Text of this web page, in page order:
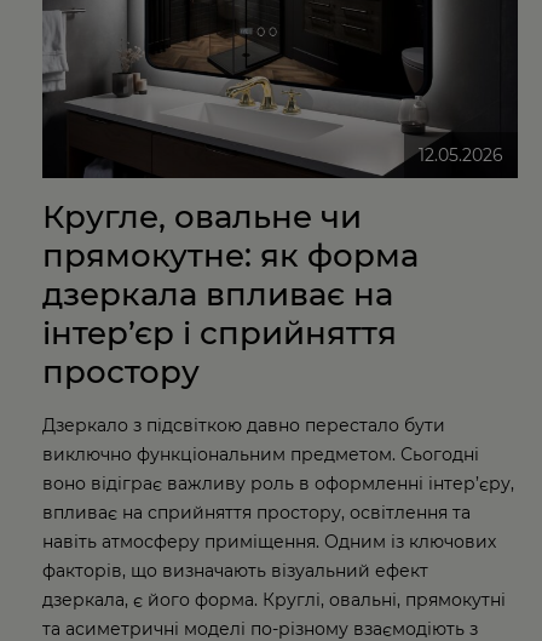
12.05.2026
Кругле, овальне чи
прямокутне: як форма
дзеркала впливає на
інтер’єр і сприйняття
простору
Дзеркало з підсвіткою давно перестало бути
виключно функціональним предметом. Сьогодні
воно відіграє важливу роль в оформленні інтер’єру,
впливає на сприйняття простору, освітлення та
навіть атмосферу приміщення. Одним із ключових
факторів, що визначають візуальний ефект
дзеркала, є його форма. Круглі, овальні, прямокутні
та асиметричні моделі по-різному взаємодіють з